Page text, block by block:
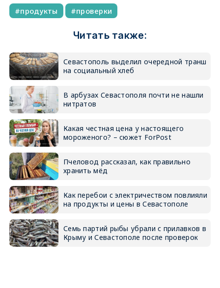
продукты проверки
Читать также:
Севастополь выделил очередной транш
на социальный хлеб
В арбузах Севастополя почти не нашли
нитратов
Какая честная цена у настоящего
мороженого? – сюжет ForPost
Пчеловод рассказал, как правильно
хранить мёд
Как перебои с электричеством повлияли
на продукты и цены в Севастополе
Семь партий рыбы убрали с прилавков в
Крыму и Севастополе после проверок